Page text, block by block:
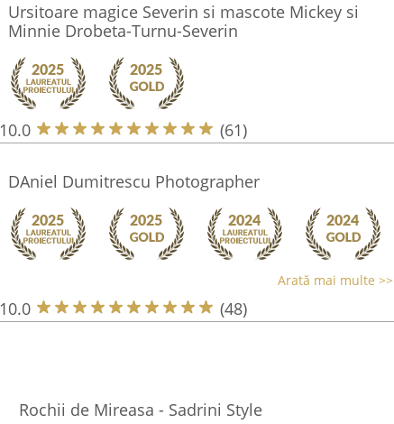
Ursitoare magice Severin si mascote Mickey si
Minnie Drobeta-Turnu-Severin
10.0 (61)
DAniel Dumitrescu Photographer
Arată mai multe >>
10.0 (48)
Rochii de Mireasa - Sadrini Style